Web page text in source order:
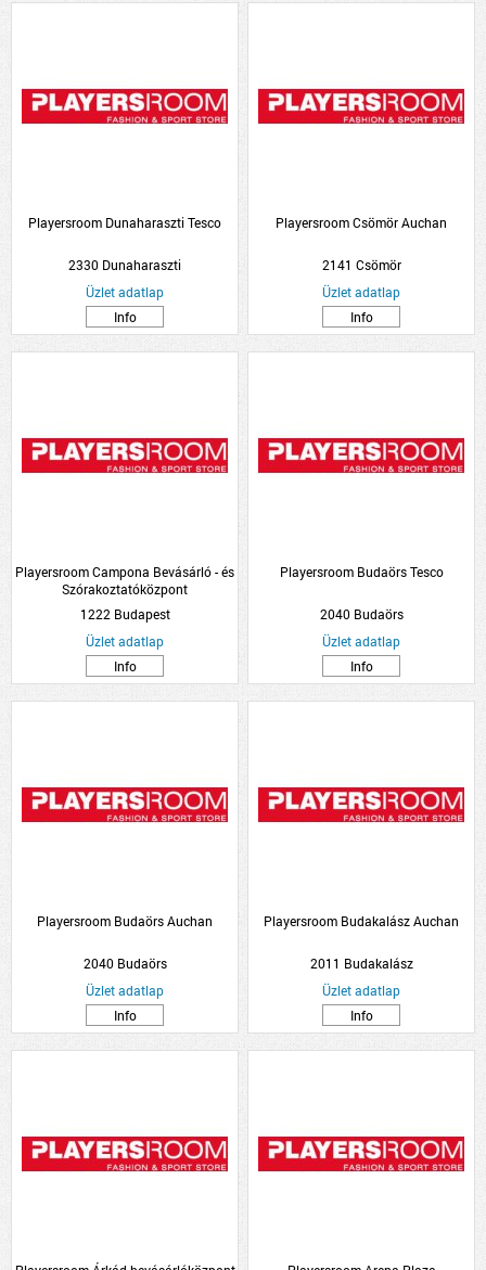
Playersroom Dunaharaszti Tesco
2330 Dunaharaszti
Üzlet adatlap
Info
Playersroom Csömör Auchan
2141 Csömör
Üzlet adatlap
Info
Playersroom Campona Bevásárló - és
Szórakoztatóközpont
1222 Budapest
Üzlet adatlap
Info
Playersroom Budaörs Tesco
2040 Budaörs
Üzlet adatlap
Info
Playersroom Budaörs Auchan
2040 Budaörs
Üzlet adatlap
Info
Playersroom Budakalász Auchan
2011 Budakalász
Üzlet adatlap
Info